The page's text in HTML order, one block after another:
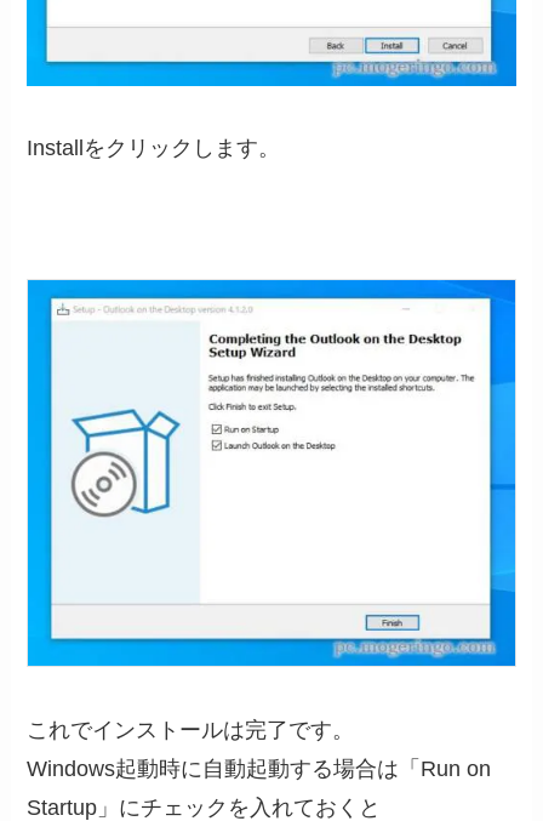
Installをクリックします。
これでインストールは完了です。
Windows起動時に自動起動する場合は「Run on
Startup」にチェックを入れておくと